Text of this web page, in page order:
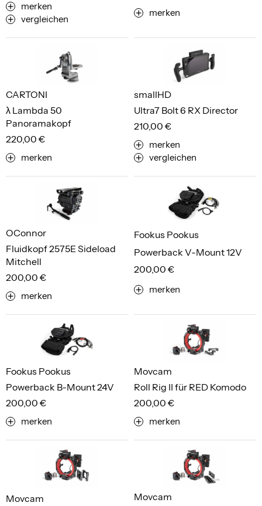
merken
vergleichen
merken
λ Lambda 50
Panoramakopf
CARTONI
220,00 €
merken
Ultra7 Bolt 6 RX Director
smallHD
210,00 €
merken
vergleichen
Fluidkopf 2575E Sideload
Mitchell
OConnor
200,00 €
merken
Powerback V-Mount 12V
Fookus Pookus
200,00 €
merken
Powerback B-Mount 24V
Fookus Pookus
200,00 €
merken
Roll Rig II für RED Komodo
Movcam
200,00 €
merken
Movcam Movcam